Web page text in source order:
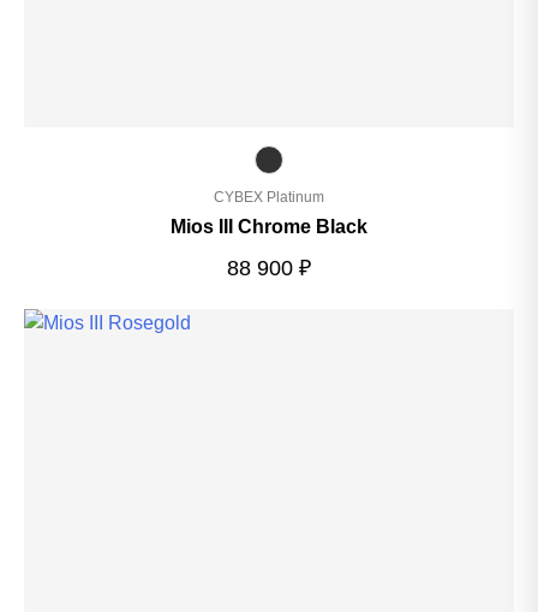
CYBEX Platinum
Mios III Chrome Black
88 900 ₽